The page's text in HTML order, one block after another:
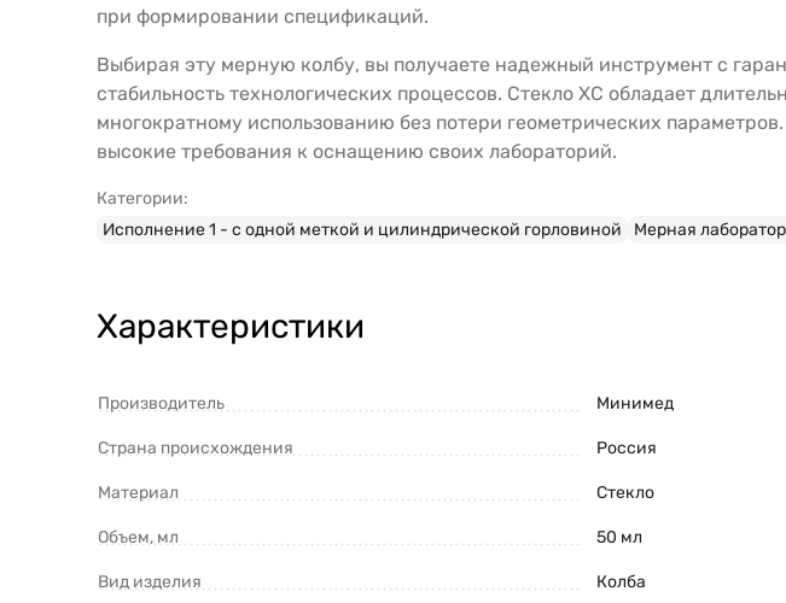
при формировании спецификаций.
Выбирая эту мерную колбу, вы получаете надежный инструмент с
стабильность технологических процессов. Стекло ХС обладает
многократному использованию без потери геометрических
высокие требования к оснащению своих лабораторий.
Категории:
Исполнение 1 - с одной меткой и цилиндрической горловиной
Мерная
Характеристики
Производитель Минимед
Страна происхождения Россия
Материал Стекло
Объем, мл 50 мл
Вид изделия Колба